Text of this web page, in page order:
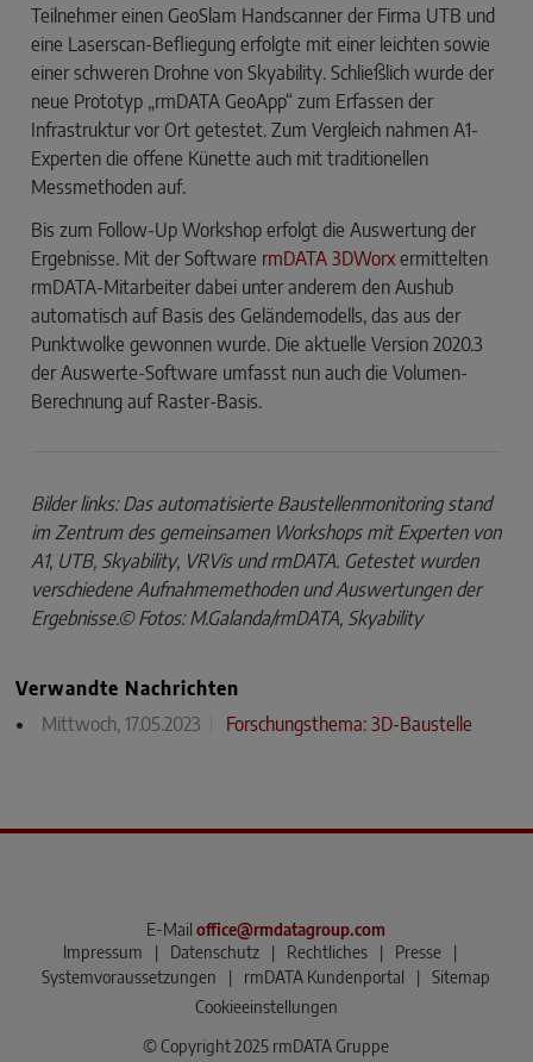
Teilnehmer einen GeoSlam Handscanner der Firma UTB und
eine Laserscan-Befliegung erfolgte mit einer leichten sowie
einer schweren Drohne von Skyability. Schließlich wurde der
neue Prototyp „rmDATA GeoApp“ zum Erfassen der
Infrastruktur vor Ort getestet. Zum Vergleich nahmen A1-
Experten die offene Künette auch mit traditionellen
Messmethoden auf.
Bis zum Follow-Up Workshop erfolgt die Auswertung der
Ergebnisse. Mit der Software rmDATA 3DWorx ermittelten
rmDATA-Mitarbeiter dabei unter anderem den Aushub
automatisch auf Basis des Geländemodells, das aus der
Punktwolke gewonnen wurde. Die aktuelle Version 2020.3
der Auswerte-Software umfasst nun auch die Volumen-
Berechnung auf Raster-Basis.
Bilder links: Das automatisierte Baustellenmonitoring stand
im Zentrum des gemeinsamen Workshops mit Experten von
A1, UTB, Skyability, VRVis und rmDATA. Getestet wurden
verschiedene Aufnahmemethoden und Auswertungen der
Ergebnisse.© Fotos: M.Galanda/rmDATA, Skyability
Verwandte Nachrichten
Mittwoch, 17.05.2023
Forschungsthema: 3D-Baustelle
E-Mailoffice@rmdatagroup.com
Impressum
| Datenschutz | Rechtliches | Presse
|
Systemvoraussetzungen
| rmDATA Kundenportal |
Sitemap
Cookieeinstellungen
© Copyright 2025 rmDATA Gruppe